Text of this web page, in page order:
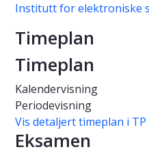
Institutt for elektroniske
Timeplan
Timeplan
Kalendervisning
Periodevisning
Vis detaljert timeplan i TP
Eksamen